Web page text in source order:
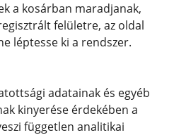
a kosárban maradjanak,
felületre, az oldal
léptesse ki a rendszer.
adatainak és egyéb
kinyerése érdekében a
független analitikai